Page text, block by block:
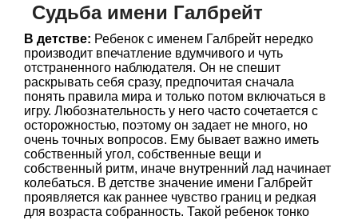
Судьба имени Галбрейт
В детстве: Ребенок с именем Галбрейт нередко
производит впечатление вдумчивого и чуть
отстраненного наблюдателя. Он не спешит
раскрывать себя сразу, предпочитая сначала
понять правила мира и только потом включаться в
игру. Любознательность у него часто сочетается с
осторожностью, поэтому он задает не много, но
очень точных вопросов. Ему бывает важно иметь
собственный угол, собственные вещи и
собственный ритм, иначе внутренний лад начинает
колебаться. В детстве значение имени Галбрейт
проявляется как раннее чувство границ и редкая
для возраста собранность. Такой ребенок тонко